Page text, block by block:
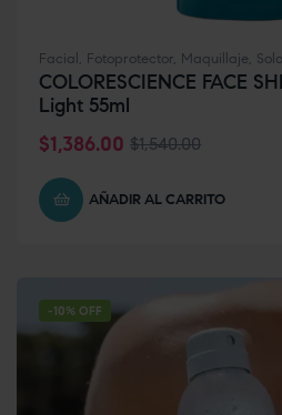
Facial, Fotoprotector, Maquillaje,
COLORESCIENCE FACE
Light 55ml
$1,540.00
$1,386.00
AÑADIR AL CARRITO
-10% OFF